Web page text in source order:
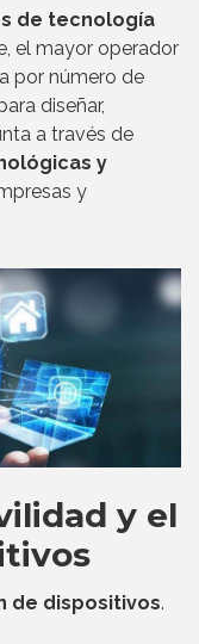
de tecnología
el mayor operador
por número de
diseñar,
a través de
y
y
y el
de dispositivos.